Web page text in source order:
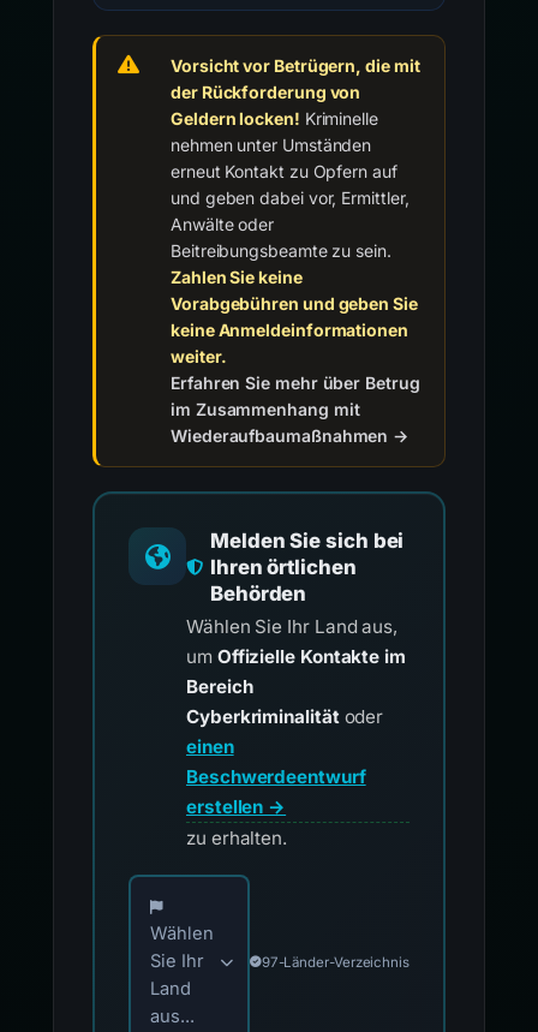
Vorsicht vor Betrügern, die mit
der Rückforderung von
Geldern locken! Kriminelle
nehmen unter Umständen
erneut Kontakt zu Opfern auf
und geben dabei vor, Ermittler,
Anwälte oder
Beitreibungsbeamte zu sein.
Zahlen Sie keine
Vorabgebühren und geben Sie
keine Anmeldeinformationen
weiter.
Erfahren Sie mehr über Betrug
im Zusammenhang mit
Wiederaufbaumaßnahmen →
Melden Sie sich bei
Ihren örtlichen
Behörden
Wählen Sie Ihr Land aus,
um Offizielle Kontakte im
Bereich
Cyberkriminalitätoder
einen
Beschwerdeentwurf
erstellen →
zu erhalten.
Wählen Sie Ihr Land für offizielle
Wählen
Sie Ihr
Land
aus...
97-Länder-Verzeichnis